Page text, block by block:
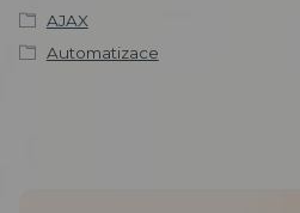
AJAX
Automatizace